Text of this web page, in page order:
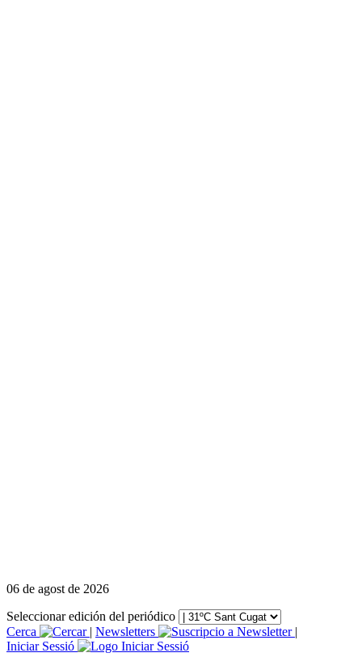
06 de agost de 2026
Seleccionar edición del periódico
Cerca
| Newsletters
|
Iniciar Sessió